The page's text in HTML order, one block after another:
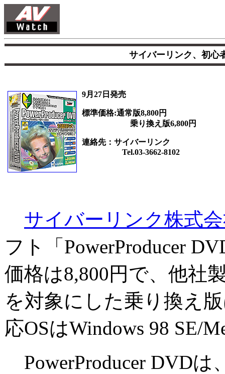
サイバーリンク、初心
9月27日発売
標準価格:通常版8,800円
乗り換え版6,800円
連絡先：サイバーリンク
Tel.03-3662-8102
サイバーリンク株式
フト「PowerProducer
価格は8,800円で、他社
を対象にした乗り換え
応OSはWindows 98 SE/
PowerProducer DVDは